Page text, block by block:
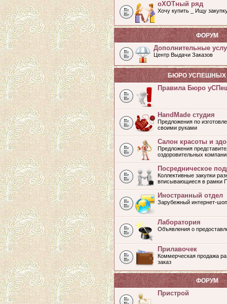
оХОТный ряд
Хочу купить _ Ищу
ФОРУМ
Дополнительные
Центр Выдачи Заказов
БЮРО УСПЕШНЫХ
Правила Бюро
HandMade студия
Предложения по
своими руками
Салон красоты и
Предложения
оздоровительных
Посредническое
Коллективные закупки
вписывающиеся в рамки
Иностранный отдел
Зарубежный интернет-
Лаборатория
Объявления о
Прилавочек
Коммерческая продажа
заказ
ФОРУМ
Пристрой